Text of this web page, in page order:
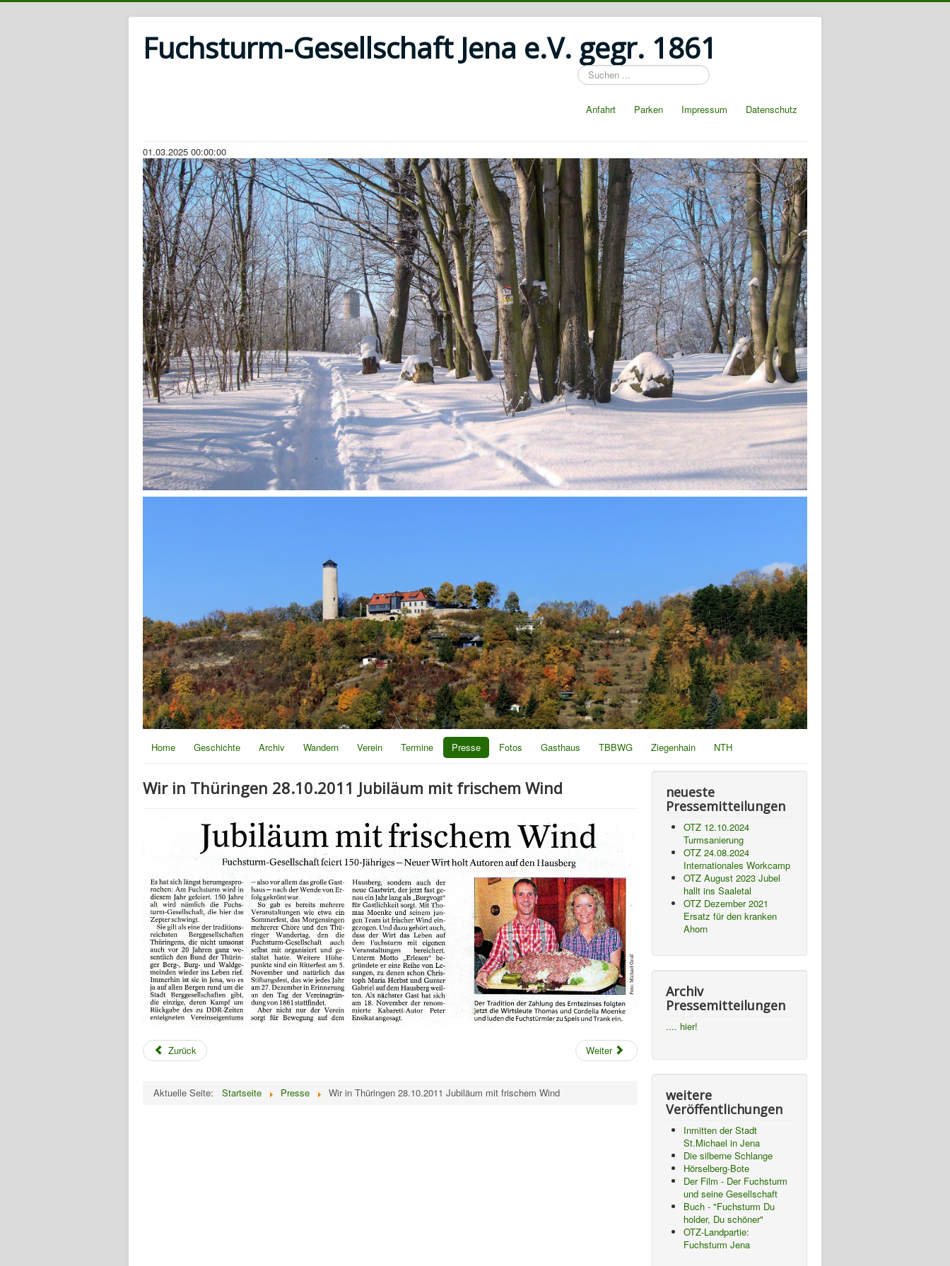
Fuchsturm-Gesellschaft Jena e.V. gegr. 1861
Suchen
...
Anfahrt
Parken Impressum Datenschutz
01.03.2025 00:00:00
Home Geschichte Archiv Wandern Verein Termine Presse Fotos Gasthaus TBBWG Ziegenhain NTH
Wir in Thüringen 28.10.2011 Jubiläum mit frischem Wind
Zurück Weiter
Aktuelle Seite: Startseite Presse Wir in Thüringen 28.10.2011 Jubiläum mit frischem Wind
neueste
Pressemitteilungen
OTZ 12.10.2024
Turmsanierung
OTZ 24.08.2024
Internationales Workcamp
OTZ August 2023 Jubel
hallt ins Saaletal
OTZ Dezember 2021
Ersatz für den kranken
Ahorn
Archiv
Pressemitteilungen
.... hier!
weitere
Veröffentlichungen
Inmitten der Stadt
St.Michael in Jena
Die silberne Schlange
Hörselberg-Bote
Der Film - Der Fuchsturm
und seine Gesellschaft
Buch - "Fuchsturm Du
holder, Du schöner"
OTZ-Landpartie:
Fuchsturm Jena